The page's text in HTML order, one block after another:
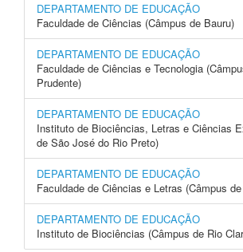
DEPARTAMENTO DE EDUCAÇÃO
Faculdade de Ciências (Câmpus de Bauru)
DEPARTAMENTO DE EDUCAÇÃO
Faculdade de Ciências e Tecnologia
Prudente)
DEPARTAMENTO DE EDUCAÇÃO
Instituto de Biociências, Letras e Ciências
de São José do Rio Preto)
DEPARTAMENTO DE EDUCAÇÃO
Faculdade de Ciências e Letras (Câmpus
DEPARTAMENTO DE EDUCAÇÃO
Instituto de Biociências (Câmpus de Rio